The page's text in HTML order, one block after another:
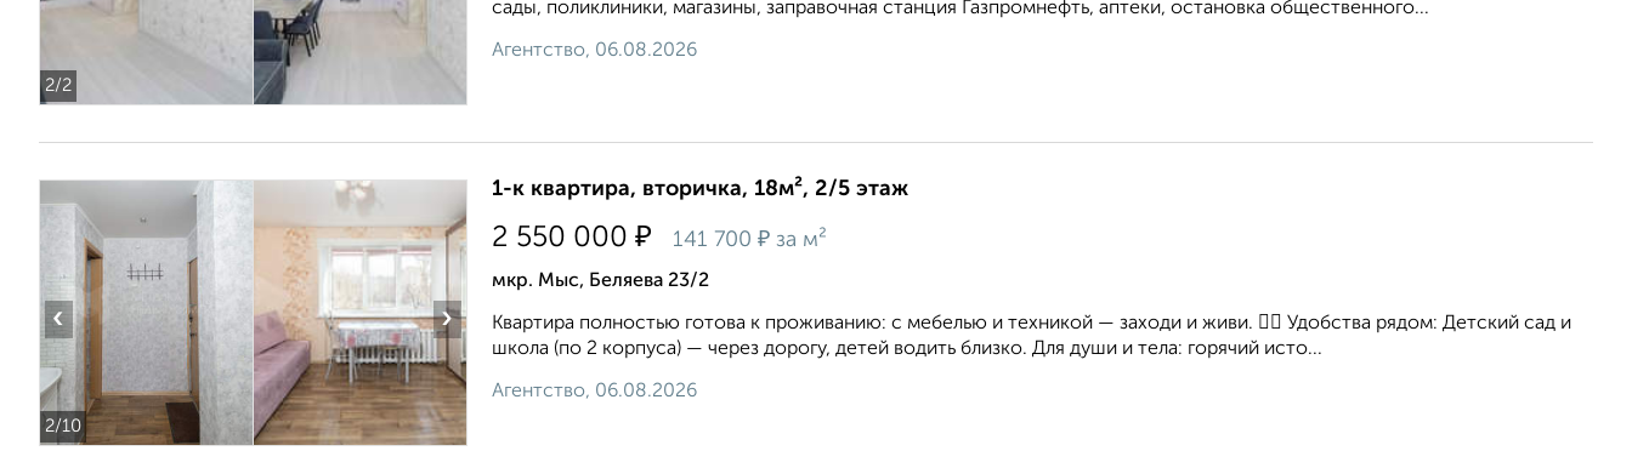
2/2
сады, поликлиники, магазины, заправочная станция Газпромнефть, аптеки, остановка общественного...
Агентство, 06.08.2026
2/10
‹ ›
1-к квартира, вторичка, 18м², 2/5 этаж
2 550 000 ₽ 141 700 ₽ за м²
мкр. Мыс, Беляева 23/2
Квартира полностью готова к проживанию: с мебелью и техникой — заходи и живи. 🚶‍♂️ Удобства рядом: Детский сад и
школа (по 2 корпуса) — через дорогу, детей водить близко. Для души и тела: горячий исто...
Агентство, 06.08.2026